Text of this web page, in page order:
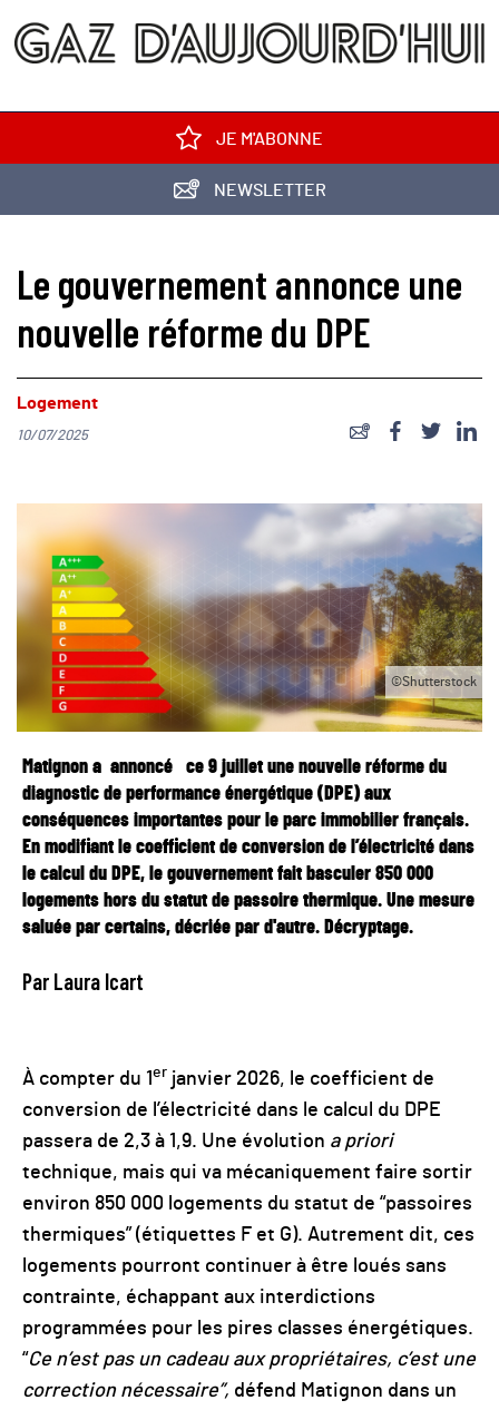
JE M'ABONNE
NEWSLETTER
Le gouvernement annonce une
nouvelle réforme du DPE
Logement
10/07/2025
©Shutterstock
Matignon a annoncé ce 9 juillet une nouvelle réforme du
diagnostic de performance énergétique (DPE) aux
conséquences importantes pour le parc immobilier français.
En modifiant le coefficient de conversion de l’électricité dans
le calcul du DPE, le gouvernement fait basculer 850 000
logements hors du statut de passoire thermique. Une mesure
saluée par certains, décriée par d'autre. Décryptage.
Par Laura Icart
À compter du 1er janvier 2026, le coefficient de
conversion de l’électricité dans le calcul du DPE
passera de 2,3 à 1,9. Une évolution a priori
technique, mais qui va mécaniquement faire sortir
environ 850 000 logements du statut de “passoires
thermiques” (étiquettes F et G). Autrement dit, ces
logements pourront continuer à être loués sans
contrainte, échappant aux interdictions
programmées pour les pires classes énergétiques.
“Ce n’est pas un cadeau aux propriétaires, c’est une
correction nécessaire”, défend Matignon dans un